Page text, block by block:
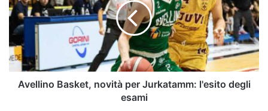
per
Jurkatamm:
l'esito
degli
esami
Avellino Basket, novità per Jurkatamm: l'esito degli
esami